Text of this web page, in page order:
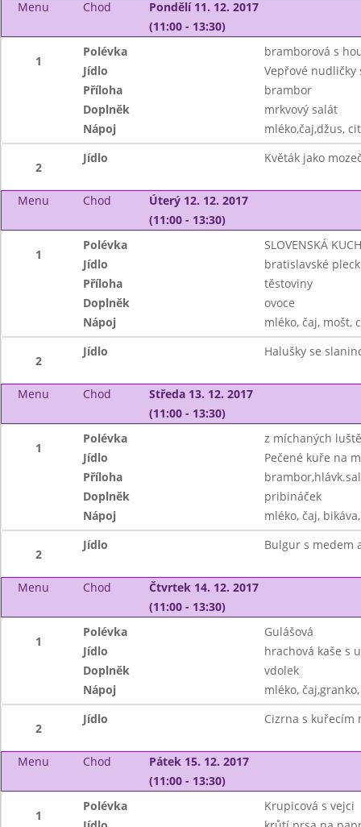
Menu Chod
Pondělí 11. 12. 2017
(11:00 - 13:30)
1
Polévka
bramborová s
Jídlo
Vepřové nudličky
Příloha
brambor
Doplněk
mrkvový salát
Nápoj
mléko,čaj,džus,
2
Jídlo Květák jako
Menu Chod
Úterý 12. 12. 2017
(11:00 - 13:30)
1
Polévka
SLOVENSKÁ
Jídlo
bratislavské
Příloha
těstoviny
Doplněk
ovoce
Nápoj
mléko, čaj, mošt,
2
Jídlo Halušky se
Menu Chod
Středa 13. 12. 2017
(11:00 - 13:30)
1
Polévka
z míchaných
Jídlo
Pečené kuře na
Příloha
Doplněk
pribináček
Nápoj
mléko, čaj,
2
Jídlo Bulgur s medem
Menu Chod
Čtvrtek 14. 12. 2017
(11:00 - 13:30)
1
Polévka
Gulášová
Jídlo
hrachová kaše s
Doplněk
vdolek
Nápoj
mléko,
2
Jídlo Cizrna s kuřecím
Menu Chod
Pátek 15. 12. 2017
(11:00 - 13:30)
1
Polévka
Krupicová s vejci